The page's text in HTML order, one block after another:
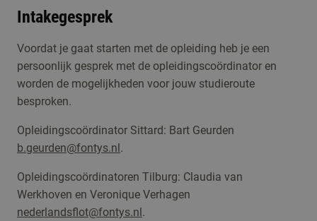
Intakegesprek
Voordat je gaat starten met de opleiding heb je een
persoonlijk gesprek met de opleidingscoördinator en
worden de mogelijkheden voor jouw studieroute
besproken.
Opleidingscoördinator Sittard: Bart Geurden
b.geurden@fontys.nl.
Opleidingscoördinatoren Tilburg: Claudia van
Werkhoven en Veronique Verhagen
nederlandsflot@fontys.nl.